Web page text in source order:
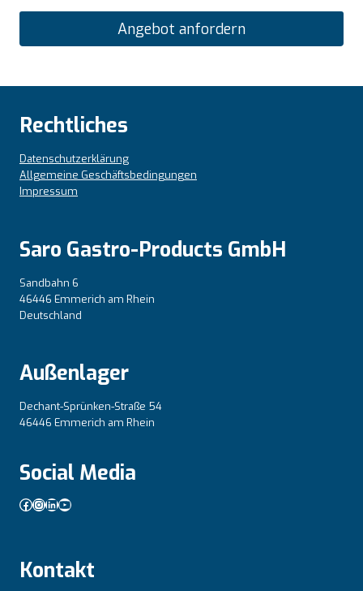
Angebot anfordern
Rechtliches
Datenschutzerklärung
Allgemeine Geschäftsbedingungen
Impressum
Saro Gastro-Products GmbH
Sandbahn 6
46446 Emmerich am Rhein
Deutschland
Außenlager
Dechant-Sprünken-Straße 54
46446 Emmerich am Rhein
Social Media
Facebook
Instagram
LinkedIn
YouTube
Kontakt